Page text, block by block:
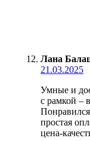
Лана
21.03.2025
Умные и
с рамкой –
простая
цена-